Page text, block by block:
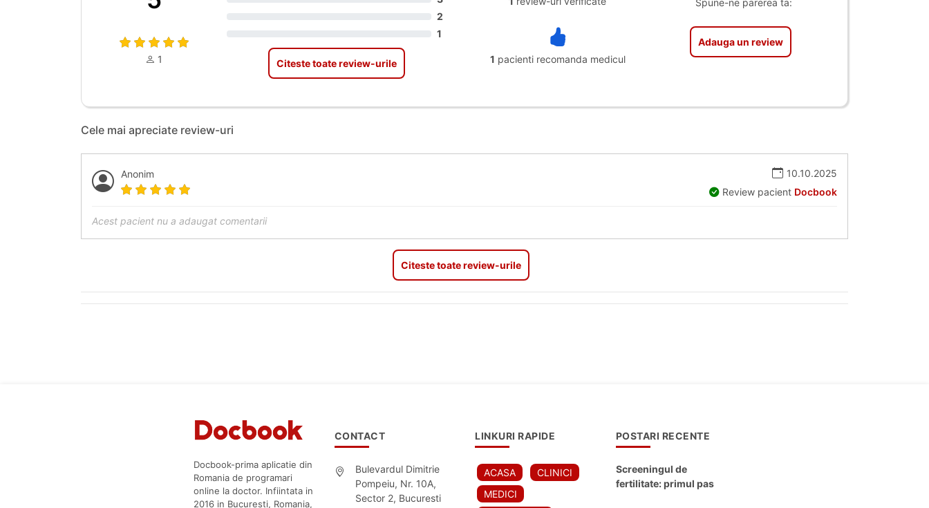
1
2
1
Citeste toate review-urile 1 pacienti recomanda medicul
Adauga un review
Cele mai apreciate review-uri
Anonim
10.10.2025
Review pacient Docbook
Acest pacient nu a adaugat comentarii
Citeste toate review-urile
Docbook-prima aplicatie din
Romania de programari
online la doctor. Infiintata in
2016 in Bucuresti, Romania,
CONTACT
Bulevardul Dimitrie
Pompeiu, Nr. 10A,
Sector 2, Bucuresti
LINKURI RAPIDE
ACASA
CLINICI
MEDICI
POSTARI RECENTE
Screeningul de
fertilitate: primul pas